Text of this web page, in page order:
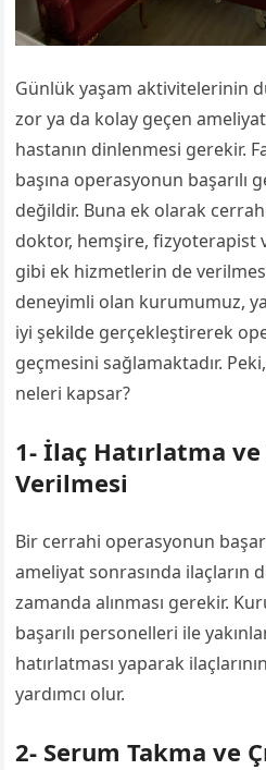
Günlük yaşam aktivitelerinin
zor ya da kolay geçen
hastanın dinlenmesi gerekir.
başına operasyonun başarılı
değildir. Buna ek olarak
doktor, hemşire, fizyoterapist
gibi ek hizmetlerin de
deneyimli olan kurumumuz,
iyi şekilde gerçekleştirerek
geçmesini sağlamaktadır.
neleri kapsar?
1- İlaç Hatırlatma
Verilmesi
Bir cerrahi operasyonun
ameliyat sonrasında ilaçların
zamanda alınması gerekir.
başarılı personelleri ile
hatırlatması yaparak
yardımcı olur.
2- Serum Takma ve